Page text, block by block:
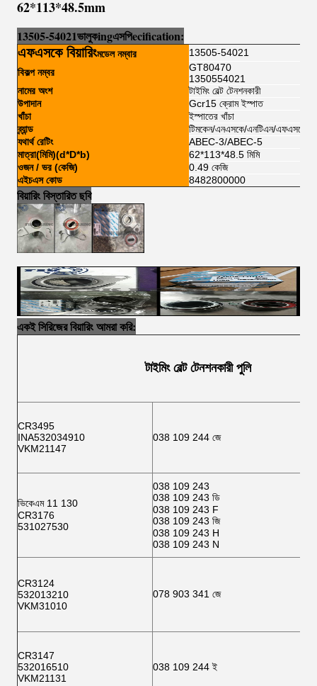
62*113*48.5mm
13505-54021ভালুকingএসপিecification:
এফএসকে বিয়ারিংমডেল নম্বার
13505-54021
বিকল্প নম্বর
GT80470
1350554021
নামের অংশ
টাইমিং বেল্ট টেনশনকারী
উপাদান
Gcr15 ক্রোম ইস্পাত
খাঁচা
ইস্পাতের খাঁচা
ব্র্যান্ড
টিমকেন/এনএসকে/এনটিএন/
যথার্থ রেটিং
ABEC-3/ABEC-5
মাত্রা(মিমি)(d*D*b)
62*113*48.5 মিমি
ওজন / ভর (কেজি)
0.49 কেজি
এইচএস কোড
8482800000
বিয়ারিং বিস্তারিত ছবি
একই সিরিজের বিয়ারিং আমরা করি:
টাইমিং বেল্ট টেনশনকারী পুলি
CR3495
INA532034910
VKM21147
038 109 244 জে
ভিকেএম 11 130
CR3176
531027530
038 109 243
038 109 243 ডি
038 109 243 F
038 109 243 জি
038 109 243 H
038 109 243 N
CR3124
532013210
VKM31010
078 903 341 জে
CR3147
532016510
VKM21131
038 109 244 ই